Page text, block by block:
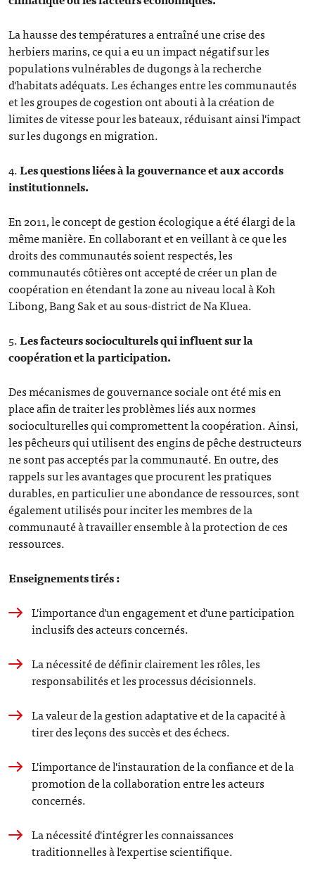
La hausse des températures a entraîné une crise des
herbiers marins, ce qui a eu un impact négatif sur les
populations vulnérables de dugongs à la recherche
d'habitats adéquats. Les échanges entre les communautés
et les groupes de cogestion ont abouti à la création de
limites de vitesse pour les bateaux, réduisant ainsi l'impact
sur les dugongs en migration.
4.Les questions liées à la gouvernance et aux accords
institutionnels.
En 2011, le concept de gestion écologique a été élargi de la
même manière. En collaborant et en veillant à ce que les
droits des communautés soient respectés, les
communautés côtières ont accepté de créer un plan de
coopération en étendant la zone au niveau local à Koh
Libong, Bang Sak et au sous-district de Na Kluea.
5.Les facteurs socioculturels qui influent sur la
coopération et la participation.
Des mécanismes de gouvernance sociale ont été mis en
place afin de traiter les problèmes liés aux normes
socioculturelles qui compromettent la coopération. Ainsi,
les pêcheurs qui utilisent des engins de pêche destructeurs
ne sont pas acceptés par la communauté. En outre, des
rappels sur les avantages que procurent les pratiques
durables, en particulier une abondance de ressources, sont
également utilisés pour inciter les membres de la
communauté à travailler ensemble à la protection de ces
ressources.
Enseignements tirés :
L'importance d'un engagement et d'une participation
inclusifs des acteurs concernés.
La nécessité de définir clairement les rôles, les
responsabilités et les processus décisionnels.
La valeur de la gestion adaptative et de la capacité à
tirer des leçons des succès et des échecs.
L'importance de l'instauration de la confiance et de la
promotion de la collaboration entre les acteurs
concernés.
La nécessité d'intégrer les connaissances
traditionnelles à l'expertise scientifique.